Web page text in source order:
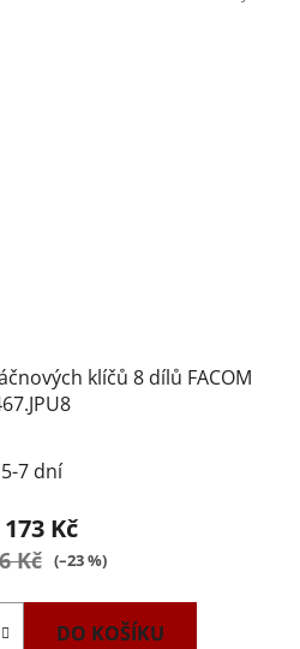
klíčů 8 dílů FACOM
5-7 dní
173 Kč
Kč (–23 %)
DO KOŠÍKU